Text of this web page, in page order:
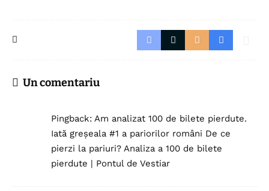
Un comentariu
Pingback: Am analizat 100 de bilete pierdute.
Iată greșeala #1 a pariorilor români De ce
pierzi la pariuri? Analiza a 100 de bilete
pierdute | Pontul de Vestiar